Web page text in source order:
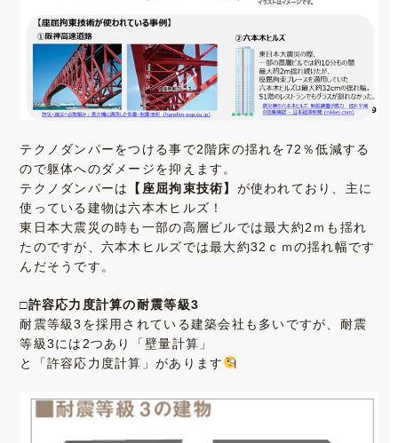
テクノダンパーをつける事で2階床の揺れを72％低減する
ので躯体へのダメージを抑えます。
テクノダンパーは
【座屈拘束技術】 が使われており、主に
使っている建物は六本木ヒルズ！
東日本大震災の時も一部の高層ビルでは最大約2ｍも揺れ
たのですが、六本木ヒルズでは最大約32ｃｍの揺れ幅です
んだそうです。
□許容応力度計算の耐震等級3
耐震等級3を採用されている建築会社も多いですが、耐震
等級3には2つあり「壁量計算」
と「許容応力度計算」があります